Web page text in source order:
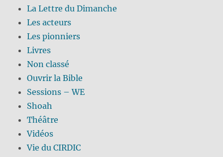
La Lettre du Dimanche
Les acteurs
Les pionniers
Livres
Non classé
Ouvrir la Bible
Sessions – WE
Shoah
Théâtre
Vidéos
Vie du CIRDIC